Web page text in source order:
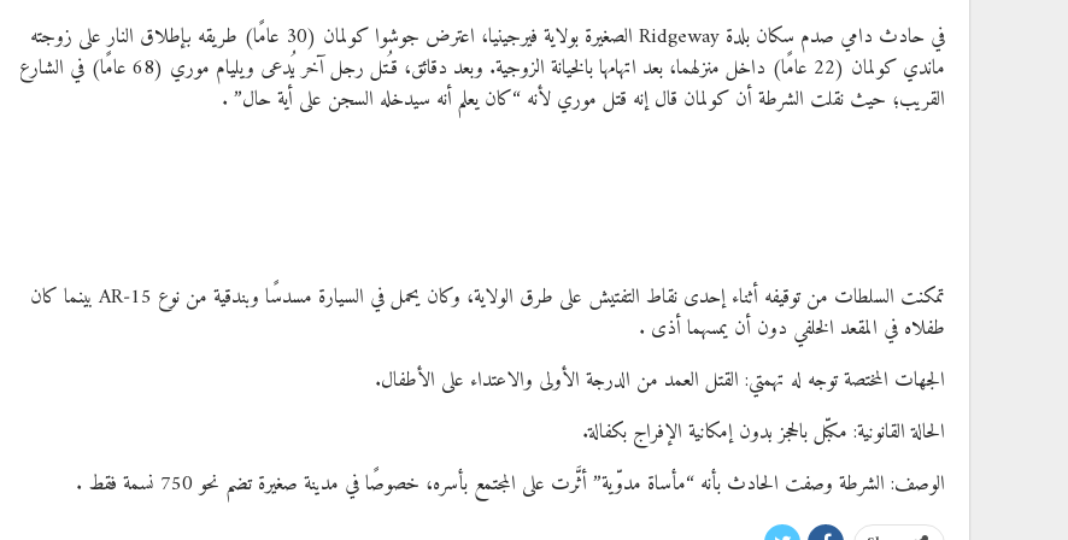
في حادث دامي صدم سكان بلدة Ridgeway الصغيرة بولاية فيرجينيا، اعترض جوشوا كولمان (30 عامًا) طريقه بإطلاق النار على زوجته
ماندي كولمان (22 عامًا) داخل منزلهما، بعد اتهامها بالخيانة الزوجية. وبعد دقائق، قـُتل رجل آخر يُدعى ويليام موري (68 عامًا) في الشارع
القريب؛ حيث نقلت الشرطة أن كولمان قال إنه قتل موري لأنه “كان يعلم أنه سيدخله السجن على أية حال” .
تمكنت السلطات من توقيفه أثناء إحدى نقاط التفتيش على طرق الولاية، وكان يحمل في السيارة مسدسًا وبندقية من نوع AR‑15 بينما كان
طفلاه في المقعد الخلفي دون أن يمسهما أذى .
الجهات المختصة توجه له تهمتي: القتل العمد من الدرجة الأولى والاعتداء على الأطفال.
الحالة القانونية: مكبّل بالحجز بدون إمكانية الإفراج بكفالة.
الوصف: الشرطة وصفت الحادث بأنه “مأساة مدوّية” أثَّرت على المجتمع بأسره، خصوصًا في مدينة صغيرة تضم نحو 750 نسمة فقط .